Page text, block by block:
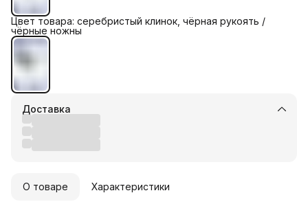
Цвет товара: серебристый клинок, чёрная рукоять /
чёрные ножны
Доставка
О товаре Характеристики